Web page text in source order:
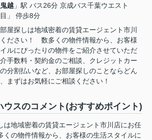
鬼越 」駅 バス26分 京成バス千葉ウエスト
目」 停歩8分
屋探しは地域密着の賃貸エージェント市川
ださい！ 数多くの物件情報から、お客様
ルにぴったりの物件をご紹介させていただ
手数料・契約金のご相談、クレジットカー
分割払いなど、お部屋探しのことならどん
まずはお気軽にご相談ください！
ウスのコメント(おすすめポイント)
は地域密着の賃貸エージェント市川店にお任
の物件情報から、お客様の生活スタイルに